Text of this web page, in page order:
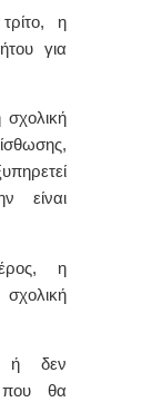
η
για
σχολική
είναι
η
ή δεν
που θα